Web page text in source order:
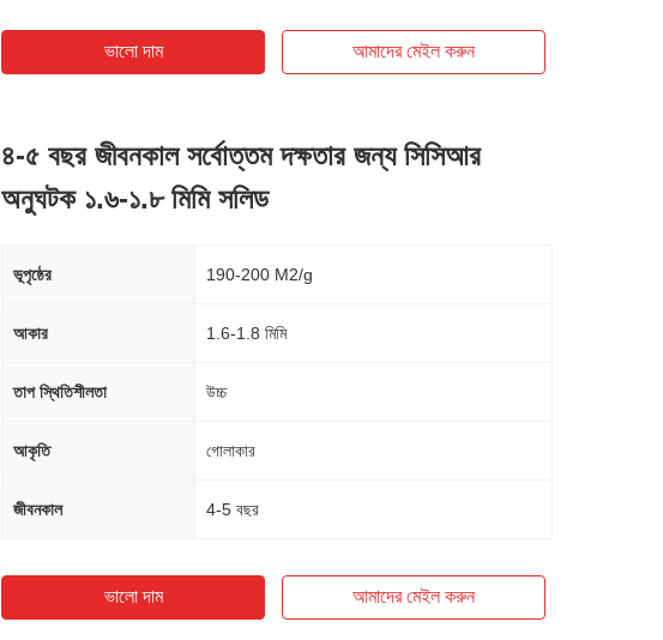
ভালো দাম আমাদের মেইল ​​করুন
৪-৫ বছর জীবনকাল সর্বোত্তম দক্ষতার জন্য সিসিআর
অনুঘটক ১.৬-১.৮ মিমি সলিড
ভূপৃষ্ঠের 190-200 M2/g
আকার 1.6-1.8 মিমি
তাপ স্থিতিশীলতা উচ্চ
আকৃতি গোলাকার
জীবনকাল 4-5 বছর
ভালো দাম আমাদের মেইল ​​করুন